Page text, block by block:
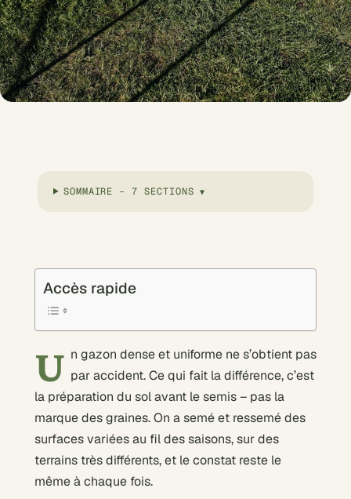
SOMMAIRE - 7 SECTIONS
Accès rapide
U n gazon dense et uniforme ne s’obtient pas
par accident. Ce qui fait la différence, c’est
la préparation du sol avant le semis – pas la
marque des graines. On a semé et ressemé des
surfaces variées au fil des saisons, sur des
terrains très différents, et le constat reste le
même à chaque fois.